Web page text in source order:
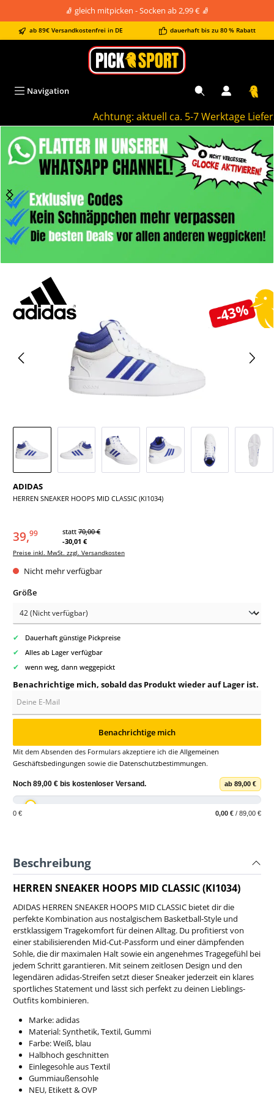
🧦 gleich mitpicken - Socken ab 2,99 € 🧦
ab 89€ Versandkostenfrei in DE dauerhaft bis zu 80 % Rabatt
Achtung: aktuell ca. 5-7 Werktage
Navigation
-43%
Bildergalerie überspringen
ADIDAS
HERREN SNEAKER HOOPS MID CLASSIC (KI1034)
39,99 statt 70,00 €
-30,01 €
Preise inkl. MwSt. zzgl. Versandkosten
Nicht mehr verfügbar
Größeauswählen
✔ Dauerhaft günstige Pickpreise
✔ Alles ab Lager verfügbar
✔ wenn weg, dann weggepickt
Benachrichtige mich, sobald das Produkt wieder auf Lager ist.
Benachrichtige mich
Mit dem Absenden des Formulars akzeptiere ich die Allgemeinen
Geschäftsbedingungen sowie die Datenschutzbestimmungen.
Noch 89,00 € bis kostenloser Versand. ab 89,00 €
0 € 0,00 € / 89,00 €
Beschreibung
HERREN SNEAKER HOOPS MID CLASSIC (KI1034)
ADIDAS HERREN SNEAKER HOOPS MID CLASSIC bietet dir die
perfekte Kombination aus nostalgischem Basketball-Style und
erstklassigem Tragekomfort für deinen Alltag. Du profitierst von
einer stabilisierenden Mid-Cut-Passform und einer dämpfenden
Sohle, die dir maximalen Halt sowie ein angenehmes Tragegefühl bei
jedem Schritt garantieren. Mit seinem zeitlosen Design und den
legendären adidas-Streifen setzt dieser Sneaker jederzeit ein klares
sportliches Statement und lässt sich perfekt zu deinen Lieblings-
Outfits kombinieren.
Marke: adidas
Material: Synthetik, Textil, Gummi
Farbe: Weiß, blau
Halbhoch geschnitten
Einlegesohle aus Textil
Gummiaußensohle
NEU, Etikett & OVP